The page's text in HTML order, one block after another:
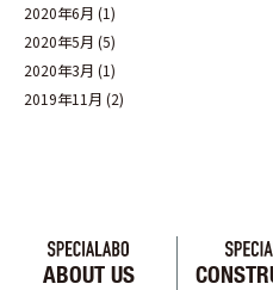
2020年6月 (1)
2020年5月 (5)
2020年3月 (1)
2019年11月 (2)
ABOUT US